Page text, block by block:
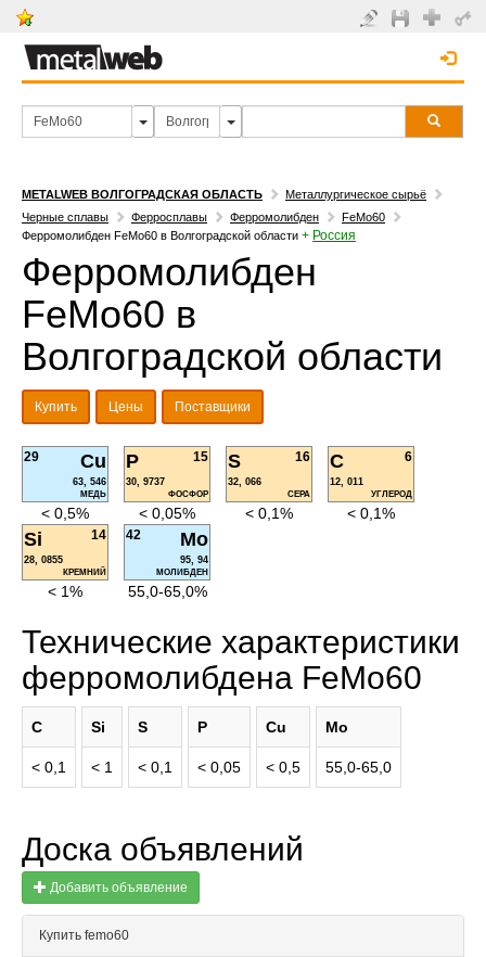
METALWEB ВОЛГОГРАДСКАЯ ОБЛАСТЬ
Металлургическое сырьё
Черные сплавы
Ферросплавы Ферромолибден
FeMo60
Ферромолибден FeMo60 в Волгоградской области + Россия
Ферромолибден
FeMo60 в
Волгоградской области
Купить Цены Поставщики
Cu
29
63, 546
МЕДЬ
< 0,5%
P 15
30, 9737
ФОСФОР
< 0,05%
S 16
32, 066
СЕРА
< 0,1%
C 6
12, 011
УГЛЕРОД
< 0,1%
Si 14
28, 0855
КРЕМНИЙ
< 1%
Mo
42
95, 94
МОЛИБДЕН
55,0-65,0%
Технические характеристики
ферромолибдена FeMo60
C
< 0,1
Si
< 1
S
< 0,1
P
< 0,05
Cu
< 0,5
Mo
55,0-65,0
Доска объявлений
Добавить объявление
Купить femo60